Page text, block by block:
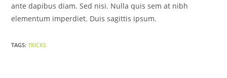
ante dapibus diam. Sed nisi. Nulla quis sem at nibh
elementum imperdiet. Duis sagittis ipsum.
TAGS:TRICKS